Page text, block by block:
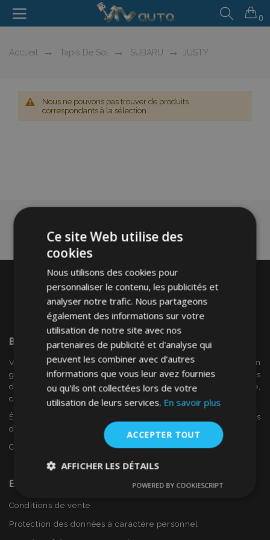
0
Accueil Tapis De Sol SUBARU JUSTY
Nous ne pouvons pas trouver de produits
correspondants à la sélection.
Bienvenue SurVTVAuto
VTV voiture est un détaillant européen et fournisseur en
gros d'accessoires automobiles tels que:. les enjoliveurs, les
déflecteurs de vent, housses de siège, tapis de voiture,
couvertures de chrome et cadres ...
Êtes-vous intéressé par dropshipping ou voulez-vous
devenir notre partenaire?
Contactez-nous dès aujourd'hui!
En Savoir Plus Sur VTVAuto
Conditions de vente
Protection des données à caractère personnel
Ce site Web utilise des
cookies
Nous utilisons des cookies pour
personnaliser le contenu, les publicités et
analyser notre trafic. Nous partageons
également des informations sur votre
utilisation de notre site avec nos
partenaires de publicité et d'analyse qui
peuvent les combiner avec d'autres
informations que vous leur avez fournies
ou qu'ils ont collectées lors de votre
utilisation de leurs services. En savoir plus
ACCEPTER TOUT
AFFICHER LES DÉTAILS
nécessaires
Performance Ciblage
POWERED BY COOKIESCRIPT